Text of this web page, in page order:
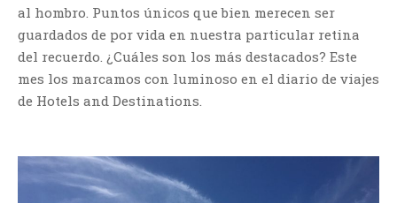
al hombro. Puntos únicos que bien merecen ser
guardados de por vida en nuestra particular retina
del recuerdo. ¿Cuáles son los más destacados? Este
mes los marcamos con luminoso en el diario de viajes
de Hotels and Destinations.